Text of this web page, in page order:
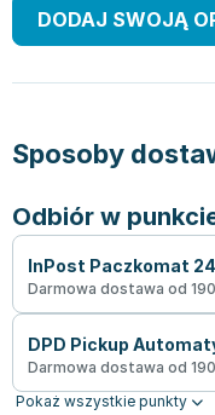
DODAJ SWOJĄ
Sposoby
Odbiór w
InPost Paczkomat
Darmowa dostawa od 190
DPD Pickup
Darmowa dostawa od 190
Pokaż wszystkie punkty